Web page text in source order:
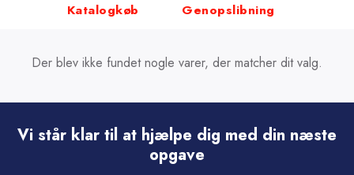
Katalogkøb Genopslibning
Der blev ikke fundet nogle varer, der matcher dit valg.
Vi står klar til at hjælpe dig med din næste
opgave